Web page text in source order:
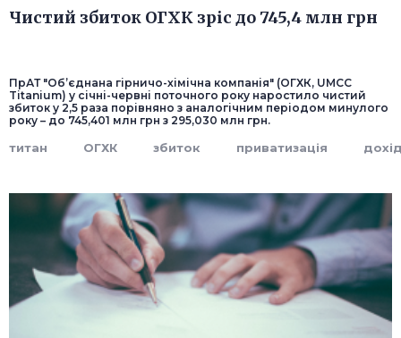
Чистий збиток ОГХК зріс до 745,4 млн грн
ПрАТ "Об’єднана гірничо-хімічна компанія" (ОГХК, UMCC
Titanium) у січні-червні поточного року наростило чистий
збиток у 2,5 раза порівняно з аналогічним періодом минулого
року – до 745,401 млн грн з 295,030 млн грн.
титан ОГХК збиток приватизація